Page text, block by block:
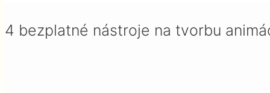
4 bezplatné nástroje na tvorbu